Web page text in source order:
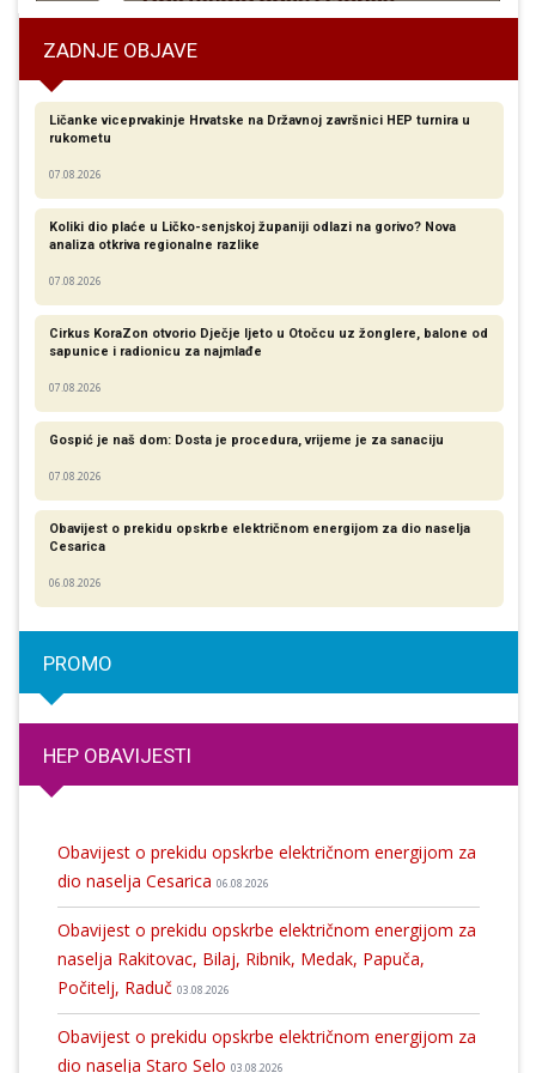
ZADNJE OBJAVE
Ličanke viceprvakinje Hrvatske na Državnoj završnici HEP turnira u
rukometu
07.08.2026
Koliki dio plaće u Ličko-senjskoj županiji odlazi na gorivo? Nova
analiza otkriva regionalne razlike​
07.08.2026
Cirkus KoraZon otvorio Dječje ljeto u Otočcu uz žonglere, balone od
sapunice i radionicu za najmlađe
07.08.2026
Gospić je naš dom: Dosta je procedura, vrijeme je za sanaciju
07.08.2026
Obavijest o prekidu opskrbe električnom energijom za dio naselja
Cesarica
06.08.2026
PROMO
HEP OBAVIJESTI
Obavijest o prekidu opskrbe električnom energijom za
dio naselja Cesarica 06.08.2026
Obavijest o prekidu opskrbe električnom energijom za
naselja Rakitovac, Bilaj, Ribnik, Medak, Papuča,
Počitelj, Raduč 03.08.2026
Obavijest o prekidu opskrbe električnom energijom za
dio naselja Staro Selo 03.08.2026